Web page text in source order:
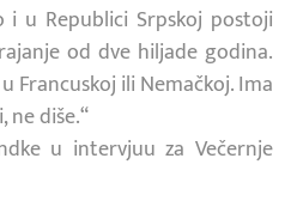
u Republici Srpskoj postoji
od dve hiljade godina.
Francuskoj ili Nemačkoj. Ima
ne diše.“
u intervjuu za Večernje